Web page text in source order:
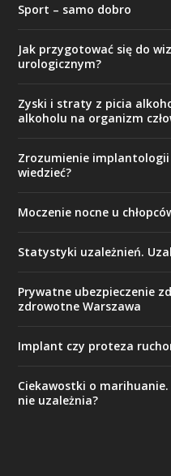
Sport – samo dobro
Jak przygotować się do
urologicznym?
Zyski i straty z picia
alkoholu na organizm
Zrozumienie
wiedzieć?
Moczenie nocne u
Statystyki uzależnień.
Prywatne ubezpieczenie
zdrowotne Warszawa
Implant czy proteza
Ciekawostki o
nie uzależnia?